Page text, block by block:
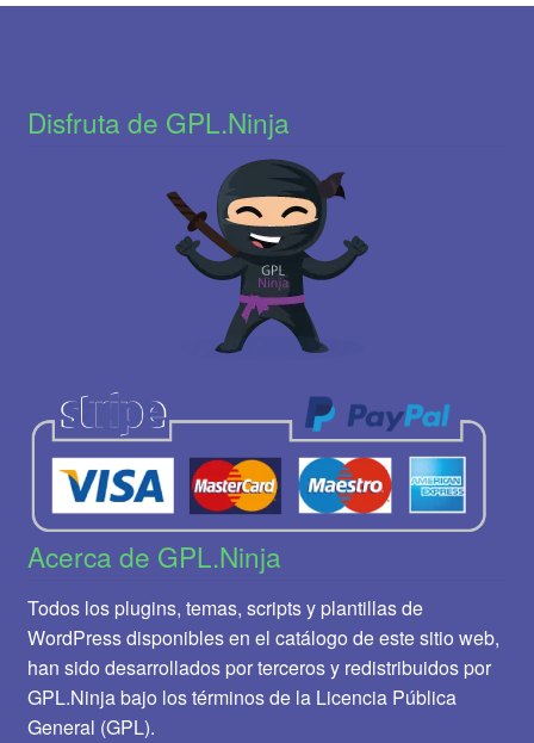
Disfruta de GPL.Ninja
Acerca de GPL.Ninja
Todos los plugins, temas, scripts y plantillas de
WordPress disponibles en el catálogo de este sitio web,
han sido desarrollados por terceros y redistribuidos por
GPL.Ninja bajo los términos de la Licencia Pública
General (GPL).